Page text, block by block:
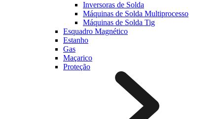
Inversoras de Solda
Máquinas de Solda Multiprocesso
Máquinas de Solda Tig
Esquadro Magnético
Estanho
Gas
Maçarico
Proteção